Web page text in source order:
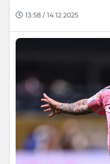
13:58 / 14.12.2025